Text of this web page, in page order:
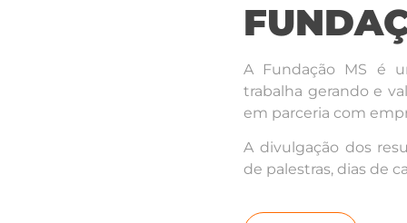
A Fundação MS é
trabalha gerando e
em parceria com
A divulgação dos
de palestras, dias de